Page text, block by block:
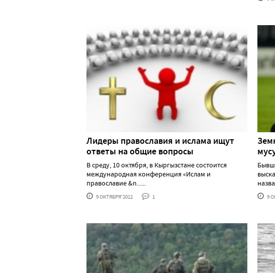
Лидеры православия и ислама ищут
ответы на общие вопросы
В среду, 10 октября, в Кыргызстане состоится
международная конференция «Ислам и
православие &n......
9 ОКТЯБРЯ'2012 1 9